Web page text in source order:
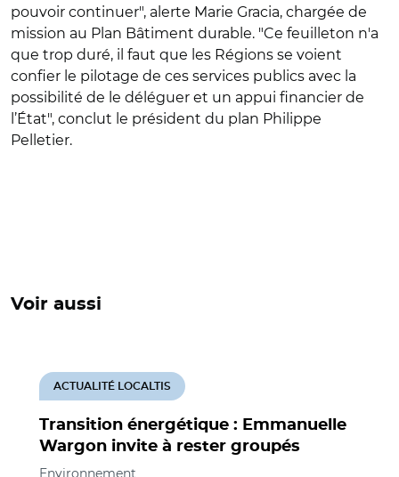
pouvoir continuer", alerte Marie Gracia, chargée de
mission au Plan Bâtiment durable. "Ce feuilleton n'a
que trop duré, il faut que les Régions se voient
confier le pilotage de ces services publics avec la
possibilité de le déléguer et un appui financier de
l’État", conclut le président du plan Philippe
Pelletier.
Voir aussi
Transition énergétique : Emmanuelle
Wargon invite à rester groupés
ACTUALITÉ LOCALTIS
Environnement